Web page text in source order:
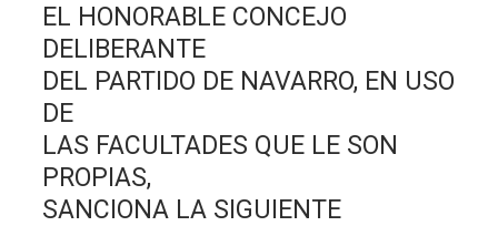
EL HONORABLE CONCEJO
DELIBERANTE
DEL PARTIDO DE NAVARRO, EN USO
DE
LAS FACULTADES QUE LE SON
PROPIAS,
SANCIONA LA SIGUIENTE